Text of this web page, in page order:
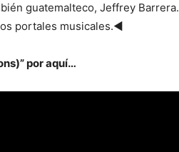
guatemalteco, Jeffrey Barrera.
portales musicales.◄
por aquí…